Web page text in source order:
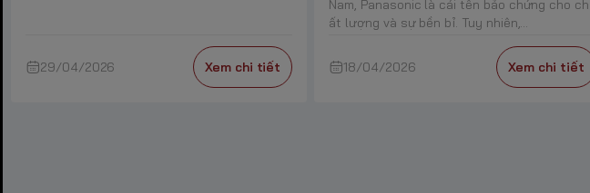
29/04/2026 Xem chi tiết
Nam, Panasonic là cái tên bảo chứng cho ch
ất lượng và sự bền bỉ. Tuy nhiên,...
18/04/2026 Xem chi tiết